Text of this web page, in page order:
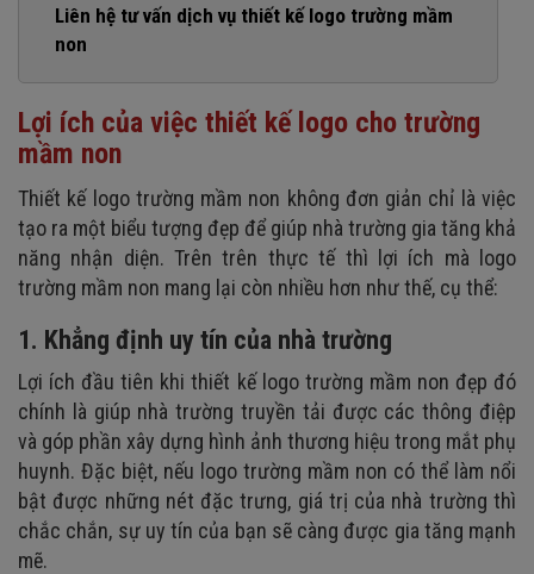
6. Logo có tính bền vững
1. Gói thiết kế logo trường mầm non giá rẻ
2. Gói thiết kế logo trường mầm non cơ bản
3. Gói thiết kế logo trường mầm non cao cấp
Liên hệ tư vấn dịch vụ thiết kế logo trường mầm
non
Lợi ích của việc thiết kế logo cho trường
mầm non
Thiết kế logo trường mầm non không đơn giản chỉ là việc
tạo ra một biểu tượng đẹp để giúp nhà trường gia tăng khả
năng nhận diện. Trên trên thực tế thì lợi ích mà logo
trường mầm non mang lại còn nhiều hơn như thế, cụ thể:
1. Khẳng định uy tín của nhà trường
Lợi ích đầu tiên khi thiết kế logo trường mầm non đẹp đó
chính là giúp nhà trường truyền tải được các thông điệp
và góp phần xây dựng hình ảnh thương hiệu trong mắt phụ
huynh. Đặc biệt, nếu logo trường mầm non có thể làm nổi
bật được những nét đặc trưng, giá trị của nhà trường thì
chắc chắn, sự uy tín của bạn sẽ càng được gia tăng mạnh
mẽ.